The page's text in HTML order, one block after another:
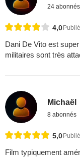
24 abonnés
4,0
Dani De Vito est
militaires sont très
Michaël
8 abonnés
5,0
Film typiquement